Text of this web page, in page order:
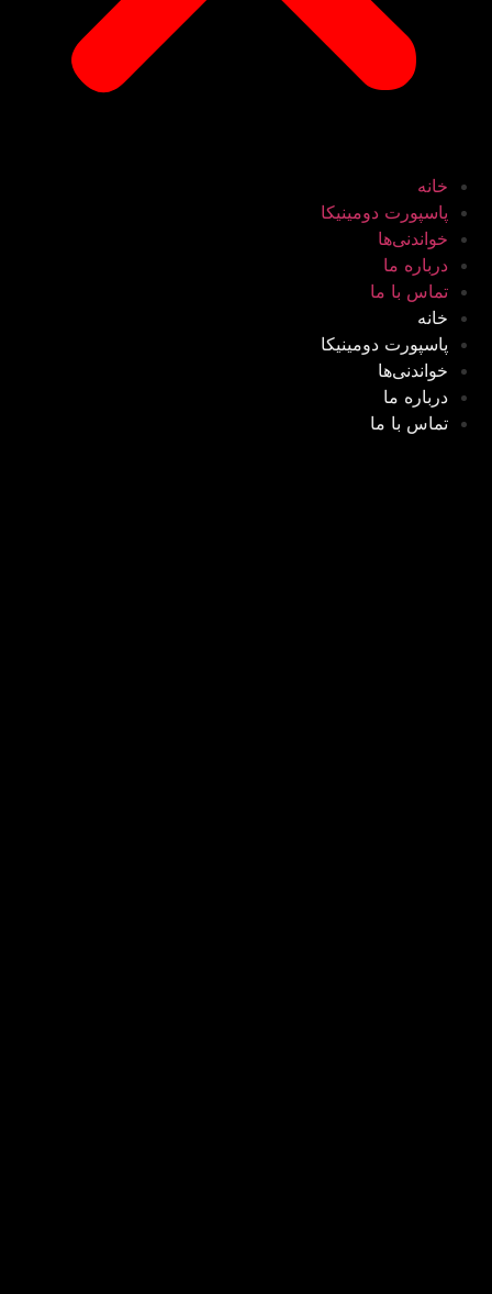
خانه
پاسپورت دومینیکا
خواندنی‌ها
درباره ما
تماس با ما
خانه
پاسپورت دومینیکا
خواندنی‌ها
درباره ما
تماس با ما